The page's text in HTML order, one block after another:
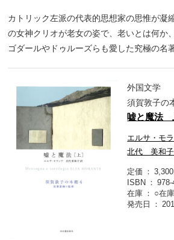
カトリック左派の代表的思想家の思惟が凝
の女神クリオが老女の姿で、老いとは何か
ゴダールやドゥルーズらも愛した究極の名著
外国文学
須賀敦子の
嘘と魔法
エルサ・モ
北代 美和子
定価
ISBN
978-
在庫
○在
発売日